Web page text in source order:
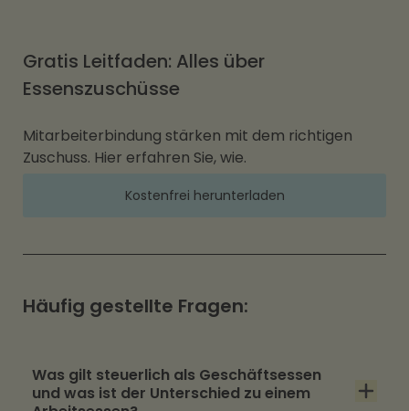
Gratis Leitfaden: Alles über
Essenszuschüsse
Mitarbeiterbindung stärken mit dem richtigen
Zuschuss. Hier erfahren Sie, wie.
Kostenfrei herunterladen
Häufig gestellte Fragen:
Was gilt steuerlich als Geschäftsessen
und was ist der Unterschied zu einem